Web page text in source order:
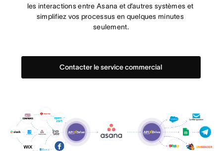
les interactions entre Asana et d’autres systèmes et
simplifiez vos processus en quelques minutes
seulement.
Contacter le service commercial